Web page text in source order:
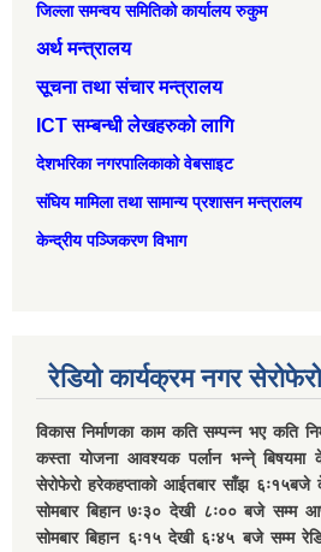
जिल्ला समन्वय समितिको कार्यालय रुकुम
अर्थ मन्त्रालय
सूचना तथा संचार मन्त्रालय
ICT सम्बन्धी लेखहरुको लागि
देशभरिका नगरपालिकाको वेबसाइट
संघिय मामिला तथा सामान्‍य प्रशासन मन्त्रालय
केन्द्रीय पञ्जिकरण विभाग
रेडियो कार्यक्रम नगर सेरोफेरो
विकास निर्माणका काम कति सम्पन्न भए कति
कस्ता योजना आवश्यक पर्लान भन्ने् बिषयमा
सेरोफेरो हरेकहप्ताको आईतबार साँझ
सोमबार बिहान ७ः३० देखी ८ः०० बजे सम्म
सोमबार बिहान ६ः१५ देखी ६ः४५ बजे सम्म